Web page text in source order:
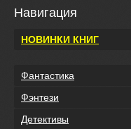
Навигация
НОВИНКИ КНИГ
Фантастика
Фэнтези
Детективы